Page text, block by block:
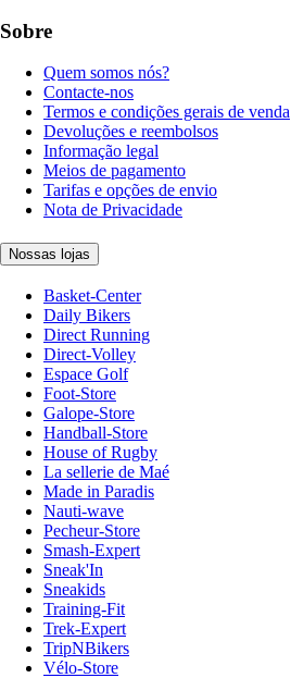
Sobre
Quem somos nós?
Contacte-nos
Termos e condições gerais de venda
Devoluções e reembolsos
Informação legal
Meios de pagamento
Tarifas e opções de envio
Nota de Privacidade
Nossas lojas
Basket-Center
Daily Bikers
Direct Running
Direct-Volley
Espace Golf
Foot-Store
Galope-Store
Handball-Store
House of Rugby
La sellerie de Maé
Made in Paradis
Nauti-wave
Pecheur-Store
Smash-Expert
Sneak'In
Sneakids
Training-Fit
Trek-Expert
TripNBikers
Vélo-Store